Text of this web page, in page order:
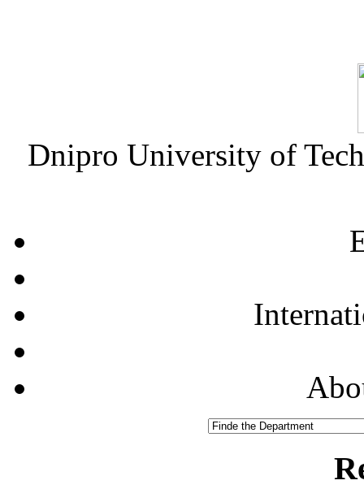
Dnipro University of